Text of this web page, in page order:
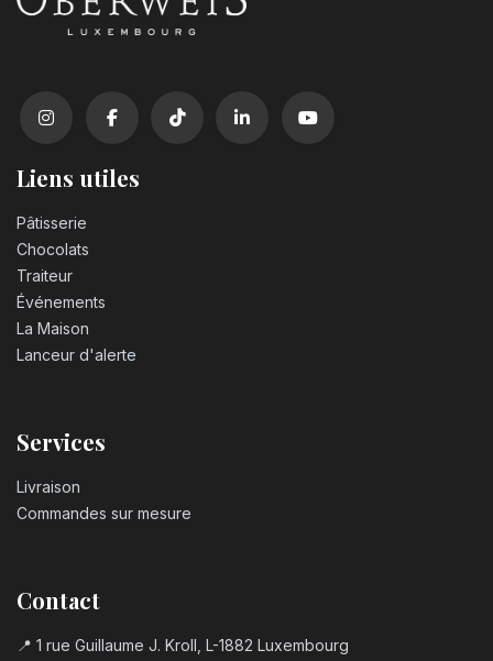
Liens utiles
Pâtisserie
Chocolats
Traiteur
Événements
La Maison
Lanceur d'alerte
Services
Livraison
Commandes sur mesure
Contact
📍 1 rue Guillaume J. Kroll, L-1882 Luxembourg